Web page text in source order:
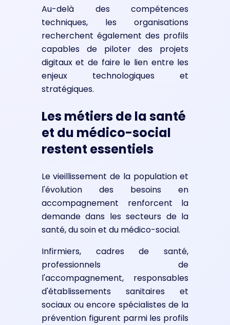
Au-delà des compétences
techniques, les organisations
recherchent également des profils
capables de piloter des projets
digitaux et de faire le lien entre les
enjeux technologiques et
stratégiques.
Les métiers de la santé
et du médico-social
restent essentiels
Le vieillissement de la population et
l'évolution des besoins en
accompagnement renforcent la
demande dans les secteurs de la
santé, du soin et du médico-social.
Infirmiers, cadres de santé,
professionnels de
l'accompagnement, responsables
d'établissements sanitaires et
sociaux ou encore spécialistes de la
prévention figurent parmi les profils